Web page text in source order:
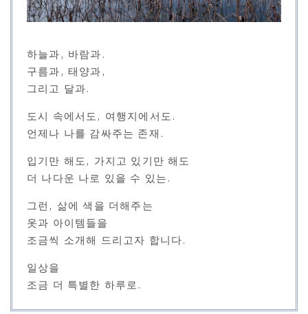
하늘과, 바람과.
구름과, 태양과,
그리고 달과.
도시 속에서도, 여행지에서도.
언제나 나를 감싸주는 존재.
입기만 해도, 가지고 있기만 해도
더 나다운 나로 있을 수 있는.
그런, 삶에 색을 더해주는
옷과 아이템들을
조금씩 소개해 드리고자 합니다.
일상을
조금 더 특별한 하루로.